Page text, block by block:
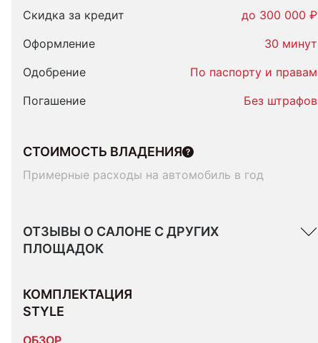
Скидка за кредит
до 300 000 ₽
Оформление
30 минут
Одобрение
По паспорту и правам
Погашение
Без штрафов
СТОИМОСТЬ ВЛАДЕНИЯ
Примерные расходы на автомобиль в год
ОТЗЫВЫ О САЛОНЕ С ДРУГИХ
ПЛОЩАДОК
КОМПЛЕКТАЦИЯ
STYLE
ОБЗОР